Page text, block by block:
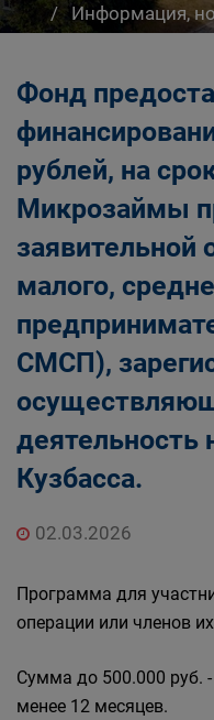
Информация,
Фонд
рублей, на
Микрозаймы
заявительной
малого,
СМСП),
деятельность
Кузбасса.
02.03.2026
Программа для
операции или членов
Сумма до 500.000 руб.
менее 12 месяцев.